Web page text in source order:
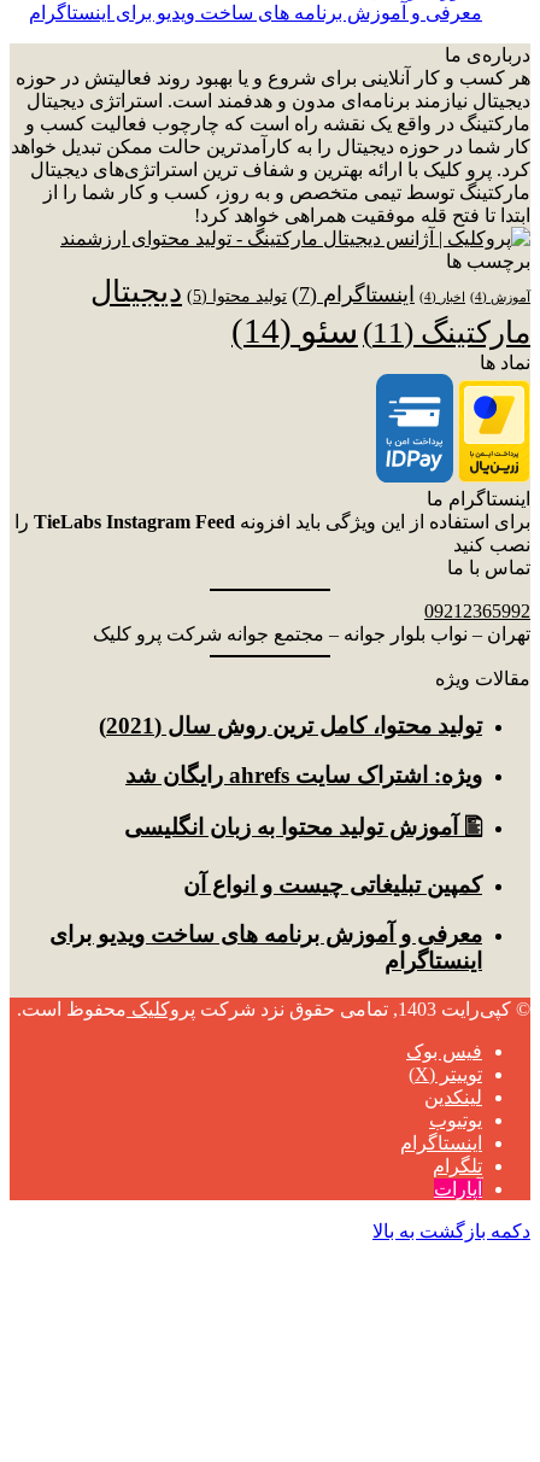
معرفی و آموزش برنامه های ساخت ویدیو برای اینستاگرام
درباره‌ی ما
هر کسب و کار آنلاینی برای شروع و یا بهبود روند فعالیتش در حوزه
دیجیتال نیازمند برنامه‌ای مدون و هدفمند است. استراتژی دیجیتال
مارکتینگ در واقع یک نقشه راه است که چارچوب فعالیت کسب و
کار شما در حوزه دیجیتال را به کارآمدترین حالت ممکن تبدیل خواهد
کرد. پرو کلیک با ارائه بهترین و شفاف ترین استراتژی‌های دیجیتال
مارکتینگ توسط تیمی متخصص و به روز، کسب و کار شما را از
ابتدا تا فتح قله موفقیت همراهی خواهد کرد!
برچسب ها
آموزش (4) اخبار (4) اینستاگرام (7) تولید محتوا (5)
دیجیتال
مارکتینگ (11) سئو (14)
نماد ها
اینستاگرام ما
برای استفاده از این ویژگی باید افزونه TieLabs Instagram Feed را
نصب کنید
تماس با ما
09212365992
تهران – نواب بلوار جوانه – مجتمع جوانه شرکت پرو کلیک
مقالات ویژه
توليد محتوا، کامل ترین روش سال (2021)
ویژه: اشتراک سایت ahrefs رایگان شد
🖺 آموزش تولید محتوا به زبان انگلیسی
کمپین تبلیغاتی چیست و انواع آن
معرفی و آموزش برنامه های ساخت ویدیو برای
اینستاگرام
© کپی‌رایت 1403, تمامی حقوق نزد شرکت پروکلیک محفوظ است.
فیس بوک
توییتر (X)
لینکدین
یوتیوب
اینستاگرام
تلگرام
آپارات
دکمه بازگشت به بالا